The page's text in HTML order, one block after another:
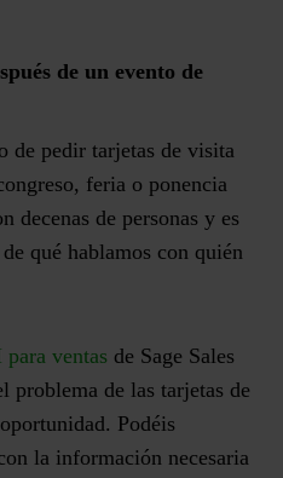
de un evento de
de pedir tarjetas de visita
feria o ponencia
decenas de personas y es
qué hablamos con quién
para ventas de Sage Sales
problema de las tarjetas de
Podéis
la información necesaria